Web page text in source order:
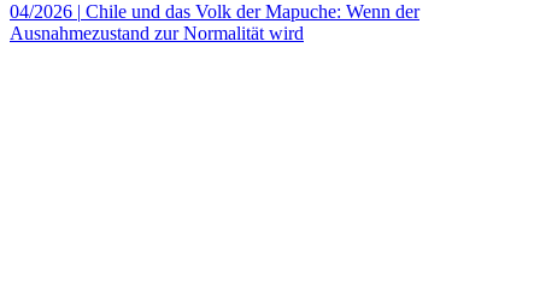
04/2026 | Chile und das Volk der Mapuche: Wenn der
Ausnahmezustand zur Normalität wird